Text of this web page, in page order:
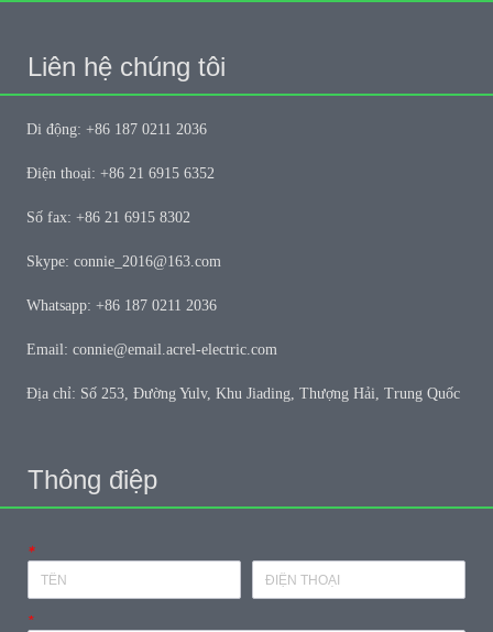
Liên hệ chúng tôi
Di động: +86 187 0211 2036
Điện thoại: +86 21 6915 6352
Số fax: +86 21 6915 8302
Skype: connie_2016@163.com
Whatsapp: +86 187 0211 2036
Email: connie@email.acrel-electric.com
Địa chỉ: Số 253, Đường Yulv, Khu Jiading, Thượng Hải, Trung Quốc
Thông điệp
*
*